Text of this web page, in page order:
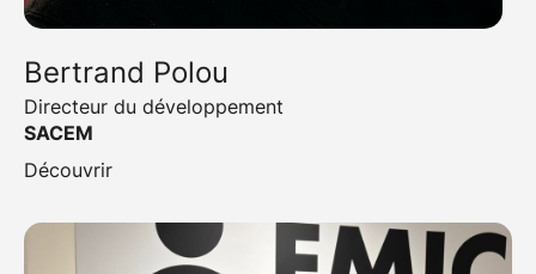
Bertrand Polou
Directeur du développement
SACEM
Découvrir